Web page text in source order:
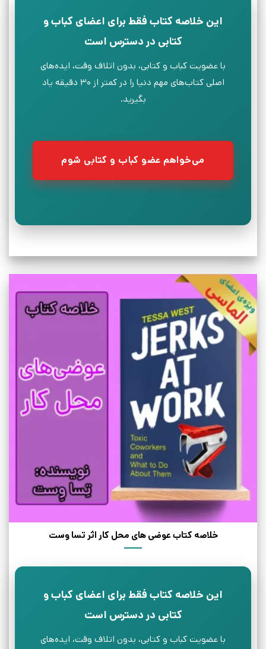
این خلاصه کتاب فقط برای اعضای کباب و
کتابی در دسترس است
با عضویت کباب و کتابی، بدون اتلاف وقت، ایده‌های
اصلی کتاب‌های مهم دنیا را در کمتر از ۳۰ دقیقه یاد
بگیرید.
می‌خواهم عضو کباب و کتابی شوم
خلاصه کتاب عوضی های محل کار اثر تسا وست
این خلاصه کتاب فقط برای اعضای کباب و
کتابی در دسترس است
با عضویت کباب و کتابی، بدون اتلاف وقت، ایده‌های